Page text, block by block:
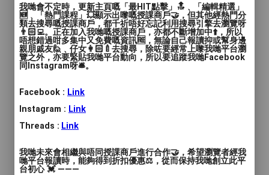
教學模式: 面授
時間: 120分鐘
價錢: 一小時為 - $380
塘區, 深水埗區, 黃大仙區, 油尖旺區, 離島區, 葵青區,
北區, 西貢區, 沙田區, 大埔區, 荃灣區, 屯門區, 元朗
區, 其他（彈性或無固定地點）
香港高質量乒乓球教練
我哋會不定時，更新主頁嘅「最HIT點擊」🔝﹑「編輯精選」
🆕﹑「熱門課程」💥顯示出嚟嘅授課商戶🤝，但其他經熱門分
類去搜尋嘅授課商戶，都千祈唔好忘記利用搜尋引擎去瀏覽呀
👨🏻‍💻。正在加入我哋嘅授課商戶，亦都不斷增加中⬆️，所以
唔想錯過咁多集中又免費嘅資訊🆓，無論自己報讀抑或幫身邊
親朋戚友🙋﹑仔女👩🏻‍🍼去搜尋，除咗要經常上嚟我哋平台瀏
覽之外，亦要緊貼我哋平台動向，所以要追蹤我哋Facebook
同Instagram呀🛎️。
Facebook : Link
Instagram : Link
Threads : Link
我哋未來會相繼與唔同授課商戶進行合作🤝，希望瀏覽者經我
哋平台報讀時，能夠得到折扣優惠⚖️，從而保持我哋創立此平
台初心 💓 ———